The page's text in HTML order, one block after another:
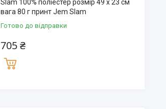
Slam 100% поліестер розмір 49 х 23 см
вага 80 г принт Jem Slam
Готово до відправки
705 ₴